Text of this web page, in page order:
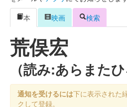
ログイン
Myカレンダー
購入管理
Myシェルフ
プレミアム
本
映画 検索
荒俣宏
（読み:あらまたひ
通知を受けるには下に表示された
クして登録。